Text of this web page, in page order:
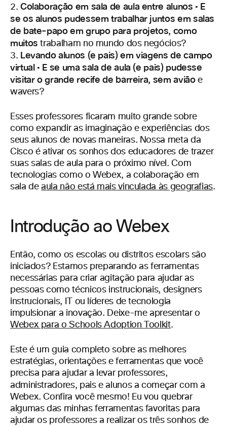
2. Colaboração em sala de aula entre alunos • E
se os alunos pudessem trabalhar juntos em salas
de bate-papo em grupo para projetos, como
muitos trabalham no mundo dos negócios?
3. Levando alunos (e pais) em viagens de campo
virtual • E se uma sala de aula (e pais) pudesse
visitar o grande recife de barreira, sem aviãoe
wavers?
Esses professores ficaram muito grande sobre
como expandir as imaginação e experiências dos
seus alunos de novas maneiras. Nossa meta da
Cisco é ativar os sonhos dos educadores de trazer
suas salas de aula para o próximo nível. Com
tecnologias como o Webex, a colaboração em
sala deaula não está mais vinculada às geografias.
Introdução ao Webex
Então, como os escolas ou distritos escolars são
iniciados? Estamos preparando as ferramentas
necessárias para criar agitação para ajudar as
pessoas como técnicos instrucionais, designers
instrucionais, IT ou líderes de tecnologia
impulsionar a inovação. Deixe-me apresentar o
Webex para o Schools Adoption Toolkit.
Este é um guia completo sobre as melhores
estratégias, orientações e ferramentas que você
precisa para ajudar a levar professores,
administradores, pais e alunos a começarcom a
Webex. Confira você mesmo! Eu vou quebrar
algumas das minhas ferramentas favoritas para
ajudar os professores a realizar os três sonhos de